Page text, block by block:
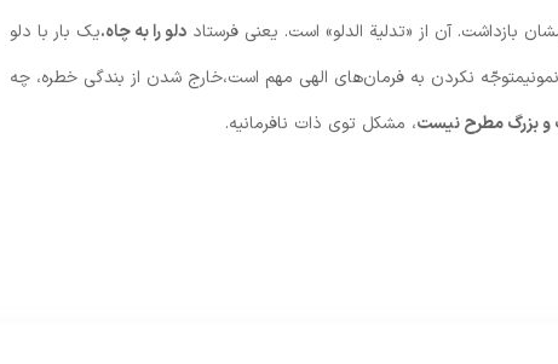
بازداشت. آن از «تدلية الدلو» است. يعنى فرستاد دلو را به چاه.یک بار با دلو
نكردن به فرمان‌های الهى مهم است،خارج شدن از بندگی خطره، چه
و بزرگ مطرح نيست، مشکل توی ذات نافرمانیه.